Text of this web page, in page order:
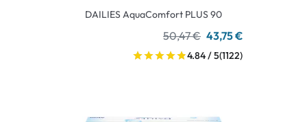
DAILIES AquaComfort PLUS 90
50,47 € 43,75 €
4.84 / 5(1122)